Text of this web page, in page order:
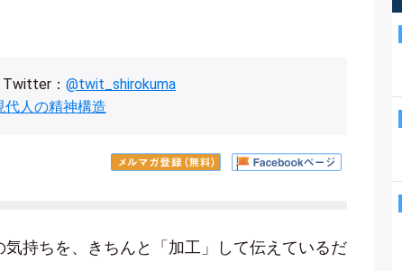
Twitter： @twit_shirokuma
代人の精神構造
持ちを、きちんと「加工」して伝えているだ